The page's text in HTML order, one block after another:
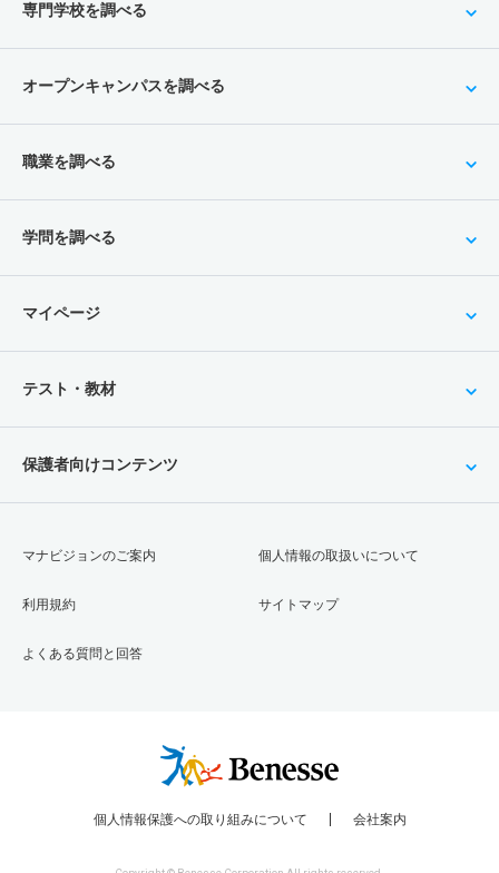
専門学校を調べる
オープンキャンパスを調べる
職業を調べる
学問を調べる
マイページ
テスト・教材
保護者向けコンテンツ
マナビジョンのご案内
利用規約
よくある質問と回答
個人情報の取扱いについて
サイトマップ
個人情報保護への取り組みについて 会社案内